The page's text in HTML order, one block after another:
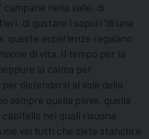
campane nella valle, di
di gustare i sapori “di una
queste esperienze regalano
di vita. Il tempo per la
la calma per
per distendersi al sole della
sempre quella pieve, quella
nei quali risuona
me voi tutti che siete stanchi e